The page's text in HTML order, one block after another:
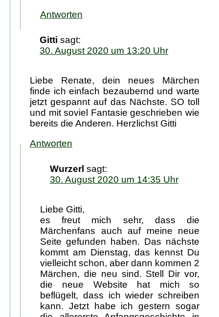
Antworten
Gitti sagt:
30. August 2020 um 13:20 Uhr
Liebe Renate, dein neues Märchen
finde ich einfach bezaubernd und warte
jetzt gespannt auf das Nächste. SO toll
und mit soviel Fantasie geschrieben wie
bereits die Anderen. Herzlichst Gitti
Antworten
Wurzerl sagt:
30. August 2020 um 14:35 Uhr
Liebe Gitti,
es freut mich sehr, dass die
Märchenfans auch auf meine neue
Seite gefunden haben. Das nächste
kommt am Dienstag, das kennst Du
vielleicht schon, aber dann kommen 2
Märchen, die neu sind. Stell Dir vor,
die neue Website hat mich so
beflügelt, dass ich wieder schreiben
kann. Jetzt habe ich gestern sogar